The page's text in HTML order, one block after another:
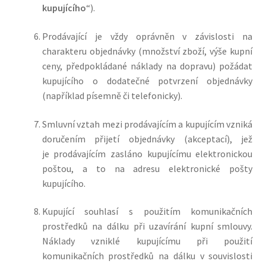
kupujícího“).
Prodávající je vždy oprávněn v závislosti na
charakteru objednávky (množství zboží, výše kupní
ceny, předpokládané náklady na dopravu) požádat
kupujícího o dodatečné potvrzení objednávky
(například písemně či telefonicky).
Smluvní vztah mezi prodávajícím a kupujícím vzniká
doručením přijetí objednávky (akceptací), jež
je prodávajícím zasláno kupujícímu elektronickou
poštou, a to na adresu elektronické pošty
kupujícího.
Kupující souhlasí s použitím komunikačních
prostředků na dálku při uzavírání kupní smlouvy.
Náklady vzniklé kupujícímu při použití
komunikačních prostředků na dálku v souvislosti